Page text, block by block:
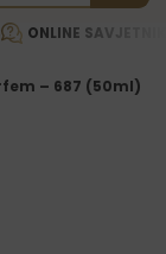
ONLINE
– 687 (50ml)